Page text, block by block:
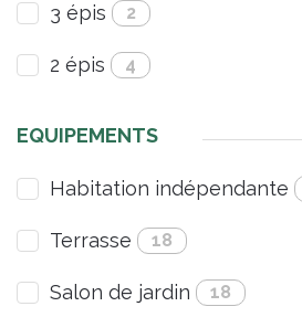
3 épis 2
2 épis 4
EQUIPEMENTS
Habitation indépendante
Terrasse 18
Salon de jardin 18